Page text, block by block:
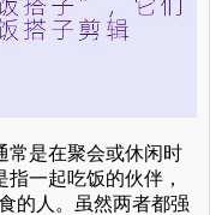
常是在聚会或休闲时
指一起吃饭的伙伴，
的人。虽然两者都强